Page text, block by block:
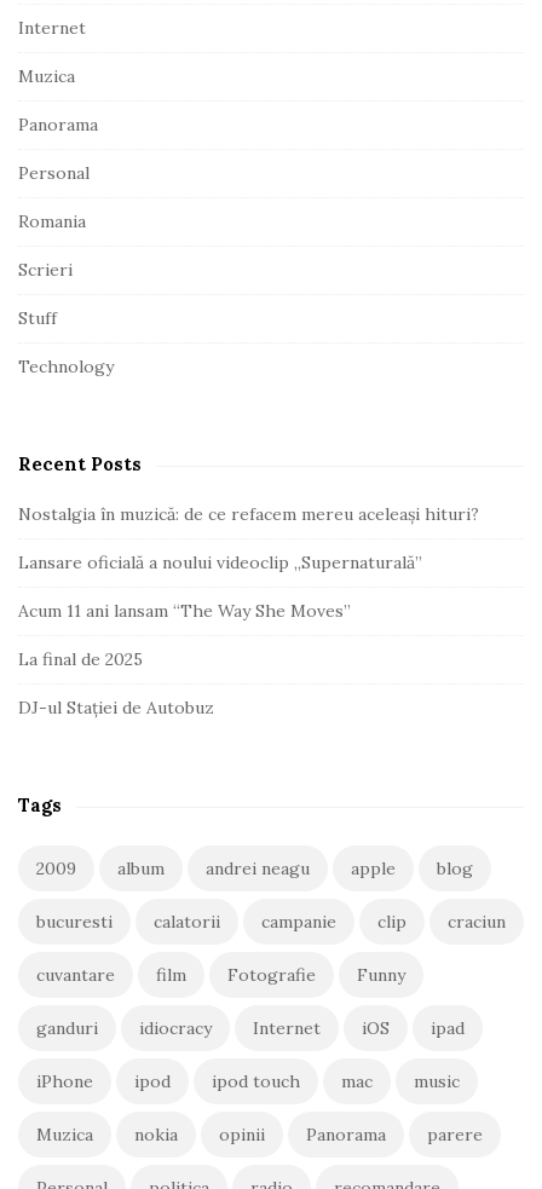
aInternet
Muzica
Panorama
Personal
Romania
Scrieri
Stuff
Technology
Recent Posts
Nostalgia în muzică: de ce refacem mereu aceleași hituri?
Lansare oficială a noului videoclip „Supernaturală”
Acum 11 ani lansam “The Way She Moves”
La final de 2025
DJ-ul Stației de Autobuz
Tags
2009 album andrei neagu apple blog
bucuresti calatorii campanie clip craciun
cuvantare film Fotografie Funny
ganduri idiocracy Internet iOS ipad
iPhone ipod ipod touch mac music
Muzica nokia opinii Panorama parere